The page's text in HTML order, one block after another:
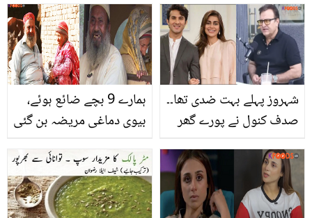
منٹ میں اصل نقل کا پتہ
لگا سکتے ہیں
وقت کوئی غلطی نہ ہو
جائے
ہمارے 9 بچے ضائع ہوئے،
بیوی دماغی مریضہ بن گئی
زندگی گزارنے والا بزرگ
جوڑا، جو ہر حال میں اللہ
کا شکر ادا کرتا ہے، دیکھیے
شہروز پہلے بہت ضدی تھا۔۔
صدف کنول نے پورے گھر
سبزواری نے تعریفوں کے پل
باند دیے